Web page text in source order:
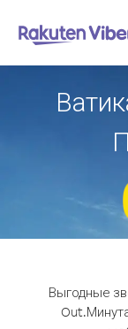
Выгодные
Out.